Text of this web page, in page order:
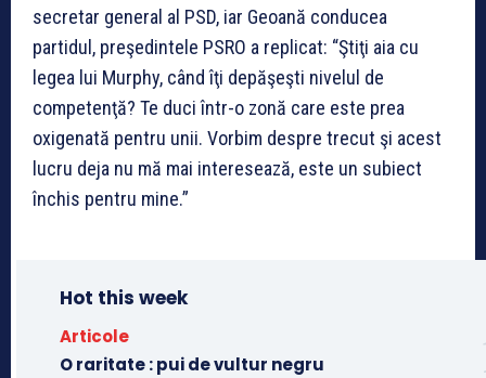
secretar general al PSD, iar Geoană conducea
partidul, preşedintele PSRO a replicat: “Ştiţi aia cu
legea lui Murphy, când îţi depăşeşti nivelul de
competenţă? Te duci într-o zonă care este prea
oxigenată pentru unii. Vorbim despre trecut şi acest
lucru deja nu mă mai interesează, este un subiect
închis pentru mine.”
Hot this week
Articole
O raritate : pui de vultur negru